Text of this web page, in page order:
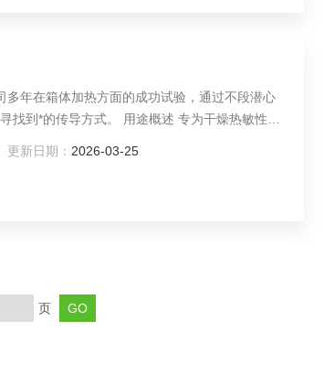
年在箱体加热方面的成功试验，通过不段潜心
找到*的传导方式。 用途概述 专为干燥热敏性、
更新日期： 2026-03-25
页